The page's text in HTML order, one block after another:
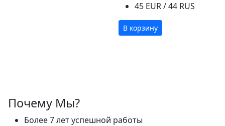
45 EUR / 44 RUS
В корзину
Почему Мы?
Более 7 лет успешной работы